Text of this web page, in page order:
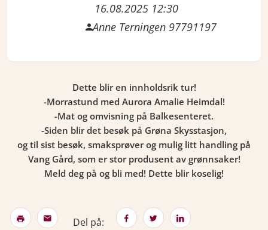
16.08.2025 12:30
Anne Terningen 97791197
Dette blir en innholdsrik tur!
-Morrastund med Aurora Amalie Heimdal!
-Mat og omvisning på Balkesenteret.
-Siden blir det besøk på Grøna Skysstasjon,
og til sist besøk, smaksprøver og mulig litt handling på
Vang Gård, som er stor produsent av grønnsaker!
Meld deg på og bli med! Dette blir koselig!
Del på: